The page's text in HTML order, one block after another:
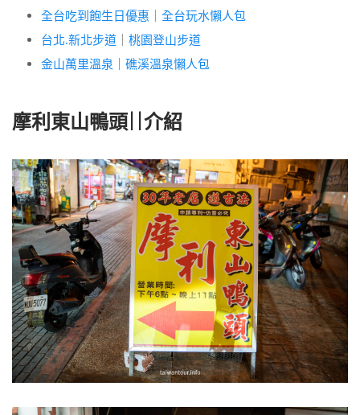
全台吃到飽生日優惠
全台玩水懶人包
台北.新北步道
桃園登山步道
金山萬里溫泉
礁溪溫泉懶人包
摩利東山鴨頭||介紹